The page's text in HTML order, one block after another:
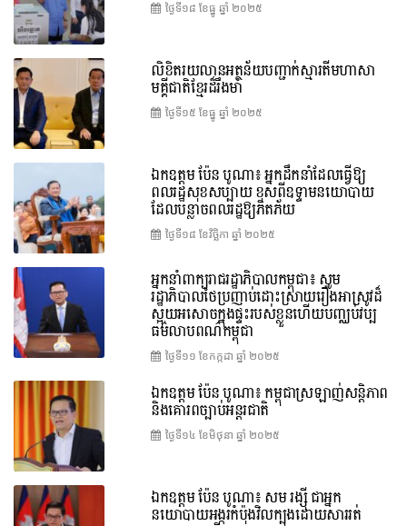
ថ្ងៃទី១៨ ខែ​ធ្នូ ឆ្នាំ ២០២៥
លិខិតរយលានអត្ថន័យបញ្ជាក់ស្មារតីមហាសា
មគ្គីជាតិខ្មែរដ៏រឹងមាំ
ថ្ងៃទី១៥ ខែ​ធ្នូ ឆ្នាំ ២០២៥
ឯកឧត្តម ប៉ែន បូណា៖ អ្នកដឹកនាំដែលធ្វើឱ្យ
ពលរដ្ឋសុខសប្បាយ ខុសពីឧទ្ទាមនយោបាយ
ដែលបន្លាចពលរដ្ឋឱ្យភិតភ័យ
ថ្ងៃទី១៨ ខែ​វិច្ឆិកា ឆ្នាំ ២០២៥
អ្នកនាំពាក្យរាជរដ្ឋាភិបាលកម្ពុជា៖ សូម
រដ្ឋាភិបាលថៃប្រញាប់ដោះស្រាយរឿងអាស្រូវដ៏
ស្អុយអសោចក្នុងផ្ទះរបស់ខ្លួនហើយបញ្ឈប់វប្ប
ធម៌លាបពណ៌កម្ពុជា
ថ្ងៃទី១១ ខែ​កក្កដា ឆ្នាំ ២០២៥
ឯកឧត្តម ប៉ែន បូណា៖ កម្ពុជាស្រឡាញ់សន្តិភាព
និងគោរពច្បាប់អន្តរជាតិ
ថ្ងៃទី១៤ ខែ​មិថុនា ឆ្នាំ ២០២៥
ឯកឧត្តម ប៉ែន បូណា៖ សម រង្ស៊ី ជាអ្នក
នយោបាយអង្ករកំប៉ុងវិលក្បុងដោយសាររត់